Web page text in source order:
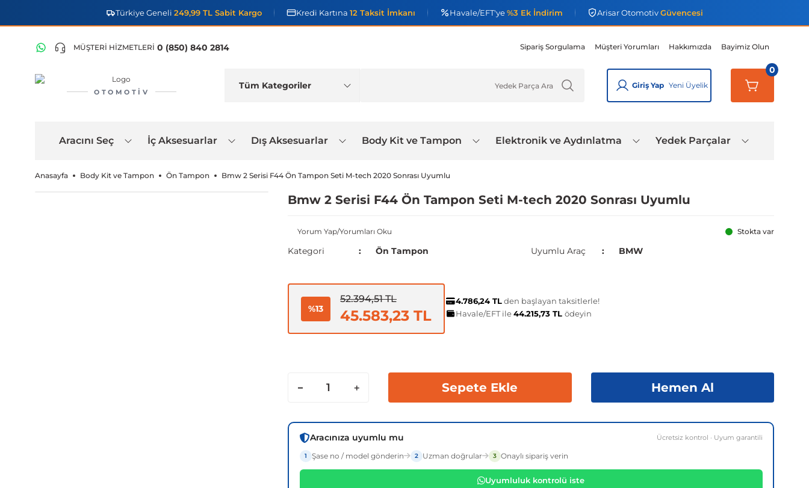
Türkiye Geneli 249,99 TL Sabit Kargo Kredi Kartına 12 Taksit İmkanı Havale/EFT'ye%3 Ek İndirim Arisar OtomotivGüvencesi
MÜŞTERİ HİZMETLERİ 0 (850) 840 2814 Sipariş Sorgulama Müşteri Yorumları Hakkımızda Bayimiz Olun
OTOMOTIV
Giriş Yap Yeni Üyelik
0
Aracını Seç İç Aksesuarlar Dış Aksesuarlar Body Kit ve Tampon Elektronik ve Aydınlatma Yedek Parçalar
Anasayfa Body Kit ve Tampon Ön Tampon Bmw 2 Serisi F44 Ön Tampon Seti M-tech 2020 Sonrası Uyumlu
Bmw 2 Serisi F44 Ön Tampon Seti M-tech 2020 Sonrası Uyumlu
Yorum Yap/Yorumları Oku Stokta var
Kategori Ön Tampon Uyumlu Araç BMW
%13
52.394,51 TL
45.583,23 TL
4.786,24 TLden başlayan taksitlerle!
Havale/EFT ile44.215,73 TL ödeyin
Sepete Ekle Hemen Al
Aracınıza uyumlu mu Ücretsiz kontrol · Uyum garantili
1 Şase no / model gönderin 2 Uzman doğrular 3 Onaylı sipariş verin
Uyumluluk kontrolü iste